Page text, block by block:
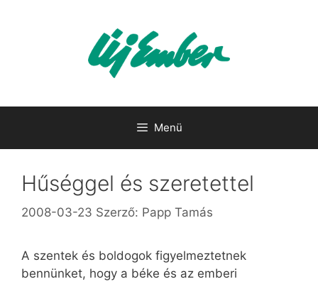
Menü
Hűséggel és szeretettel
2008-03-23 Szerző: Papp Tamás
A szentek és boldogok figyelmeztetnek
bennünket, hogy a béke és az emberi